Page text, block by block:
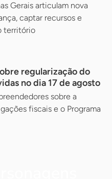
Gerais articulam nova
captar recursos e
território
regularização do
no dia 17 de agosto
sobre a
fiscais e o Programa